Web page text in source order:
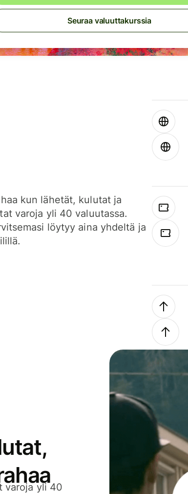
Seuraa valuuttakurssia
kun lähetät, kulutat ja
varoja yli 40 valuutassa.
löytyy aina yhdeltä ja
varoja yli 40